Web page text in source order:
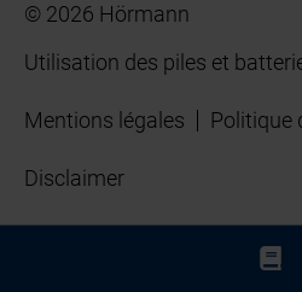
© 2026 Hörmann
Utilisation des piles et
Mentions légales Politique
Disclaimer